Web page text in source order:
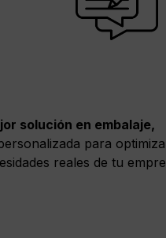
solución en embalaje,
para
reales de tu